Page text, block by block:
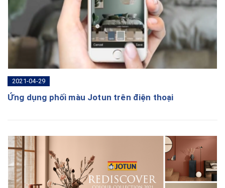
2021-04-29
Ứng dụng phối màu Jotun trên điện thoại